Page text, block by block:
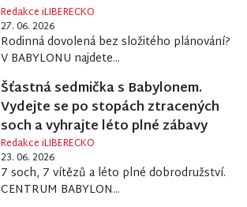
Redakce iLIBERECKO
27. 06. 2026
Rodinná dovolená bez složitého plánování?
V BABYLONU najdete...
Šťastná sedmička s Babylonem.
Vydejte se po stopách ztracených
soch a vyhrajte léto plné zábavy
Redakce iLIBERECKO
23. 06. 2026
7 soch, 7 vítězů a léto plné dobrodružství.
CENTRUM BABYLON...